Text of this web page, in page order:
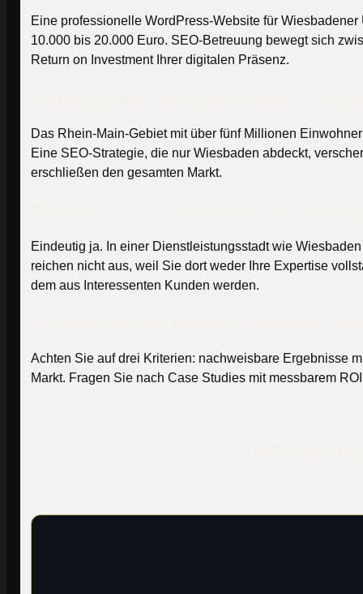
Eine professionelle WordPress-Website für
10.000 bis 20.000 Euro. SEO-Betreuung bewegt sich
Return on Investment Ihrer digitalen Präsenz.
Das Rhein-Main-Gebiet mit über fünf Millionen
Eine SEO-Strategie, die nur Wiesbaden abdeckt,
erschließen den gesamten Markt.
Eindeutig ja. In einer Dienstleistungsstadt wie
reichen nicht aus, weil Sie dort weder Ihre Expertise
dem aus Interessenten Kunden werden.
Achten Sie auf drei Kriterien: nachweisbare Ergebnisse
Markt. Fragen Sie nach Case Studies mit messbarem